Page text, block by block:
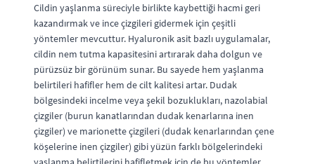
Cildin yaşlanma süreciyle birlikte kaybettiği hacmi geri
kazandırmak ve ince çizgileri gidermek için çeşitli
yöntemler mevcuttur. Hyaluronik asit bazlı uygulamalar,
cildin nem tutma kapasitesini artırarak daha dolgun ve
pürüzsüz bir görünüm sunar. Bu sayede hem yaşlanma
belirtileri hafifler hem de cilt kalitesi artar. Dudak
bölgesindeki incelme veya şekil bozuklukları, nazolabial
çizgiler (burun kanatlarından dudak kenarlarına inen
çizgiler) ve marionette çizgileri (dudak kenarlarından çene
köşelerine inen çizgiler) gibi yüzün farklı bölgelerindeki